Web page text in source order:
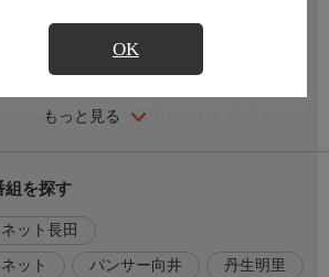
OK
もっと見る
登録 アプリ視聴
レートプラネット長田の仲良し同期ふたり
トーク、途中で立ち寄るお店の数々ではふ
?!
ポット紹介など見どころ満載でお届け!
組を探す
ット長田
ット パンサー向井 丹生明里